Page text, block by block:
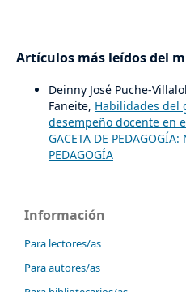
Artículos más leídos del
Deinny José Puche-
Faneite, Habilidades del
desempeño docente en
GACETA DE
PEDAGOGÍA
Información
Para lectores/as
Para autores/as